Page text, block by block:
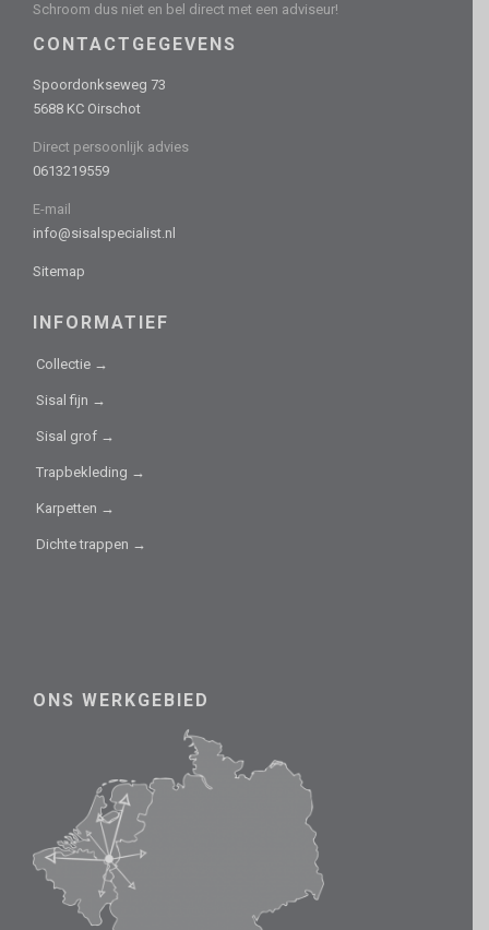
Schroom dus niet en bel direct met een adviseur!
CONTACTGEGEVENS
Spoordonkseweg 73
5688 KC Oirschot
Direct persoonlijk advies
0613219559
E-mail
info@sisalspecialist.nl
Sitemap
INFORMATIEF
Collectie →
Sisal fijn →
Sisal grof →
Trapbekleding →
Karpetten →
Dichte trappen →
ONS WERKGEBIED